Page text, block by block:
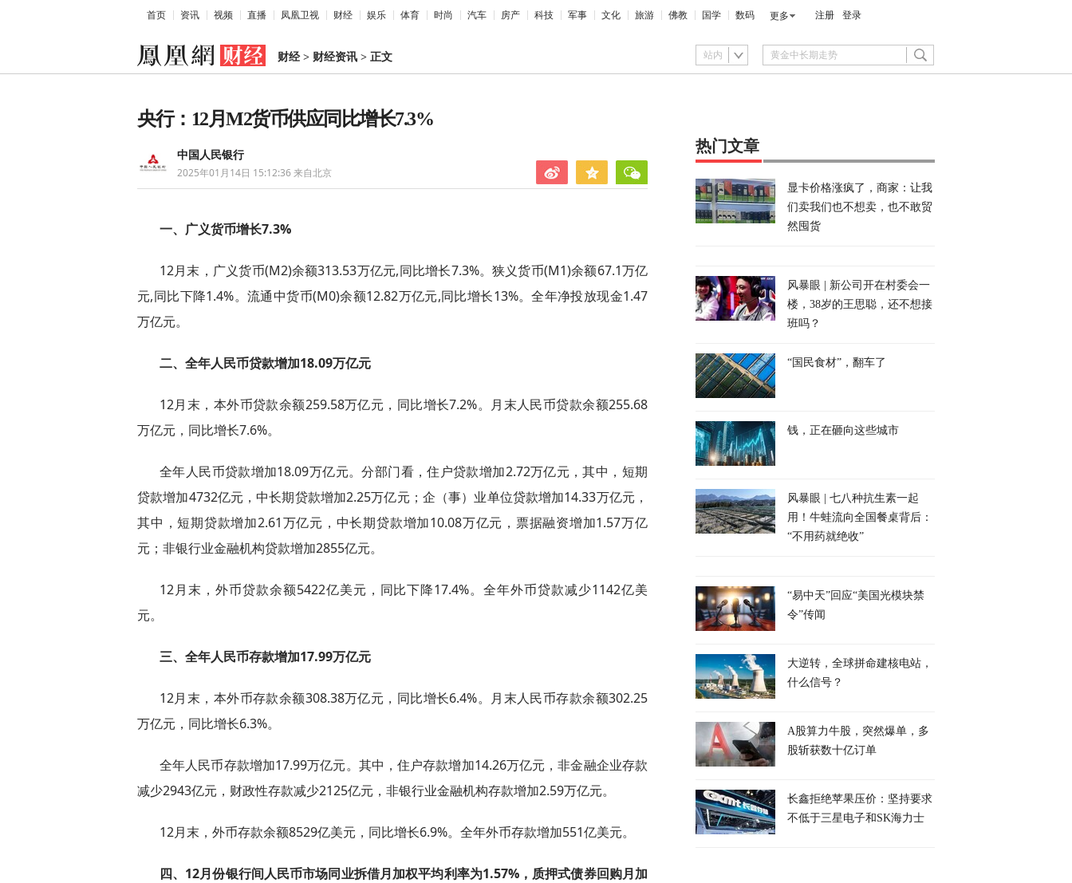
首页 资讯 视频 直播 凤凰卫视 财经 娱乐 体育 时尚 汽车 房产 科技 军事 文化 旅游 佛教 国学 数码 更多 注册 登录
财经> 财经资讯 > 正文 站内
央行：12月M2货币供应同比增长7.3%
中国人民银行
2025年01月14日 15:12:36来自北京
一、广义货币增长7.3%
12月末，广义货币(M2)余额313.53万亿元,同比增长7.3%。狭义货币(M1)余额67.1万亿
元,同比下降1.4%。流通中货币(M0)余额12.82万亿元,同比增长13%。全年净投放现金1.47
万亿元。
二、全年人民币贷款增加18.09万亿元
12月末，本外币贷款余额259.58万亿元，同比增长7.2%。月末人民币贷款余额255.68
万亿元，同比增长7.6%。
全年人民币贷款增加18.09万亿元。分部门看，住户贷款增加2.72万亿元，其中，短期
贷款增加4732亿元，中长期贷款增加2.25万亿元；企（事）业单位贷款增加14.33万亿元，
其中，短期贷款增加2.61万亿元，中长期贷款增加10.08万亿元，票据融资增加1.57万亿
元；非银行业金融机构贷款增加2855亿元。
12月末，外币贷款余额5422亿美元，同比下降17.4%。全年外币贷款减少1142亿美
元。
三、全年人民币存款增加17.99万亿元
12月末，本外币存款余额308.38万亿元，同比增长6.4%。月末人民币存款余额302.25
万亿元，同比增长6.3%。
全年人民币存款增加17.99万亿元。其中，住户存款增加14.26万亿元，非金融企业存款
减少2943亿元，财政性存款减少2125亿元，非银行业金融机构存款增加2.59万亿元。
12月末，外币存款余额8529亿美元，同比增长6.9%。全年外币存款增加551亿美元。
四、12月份银行间人民币市场同业拆借月加权平均利率为1.57%，质押式债券回购月加
热门文章
显卡价格涨疯了，商家：让我
们卖我们也不想卖，也不敢贸
然囤货
风暴眼 | 新公司开在村委会一
楼，38岁的王思聪，还不想接
班吗？
“国民食材”，翻车了
钱，正在砸向这些城市
风暴眼 | 七八种抗生素一起
用！牛蛙流向全国餐桌背后：
“不用药就绝收”
“易中天”回应“美国光模块禁
令”传闻
大逆转，全球拼命建核电站，
什么信号？
A股算力牛股，突然爆单，多
股斩获数十亿订单
长鑫拒绝苹果压价：坚持要求
不低于三星电子和SK海力士